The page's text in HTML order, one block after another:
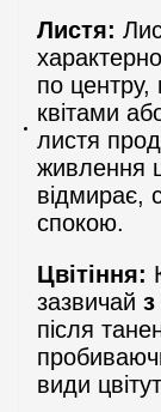
Листя:
по центру,
квітами
листя
живлення
відмирає,
спокою.
Цвітіння:
зазвичай з
після
види